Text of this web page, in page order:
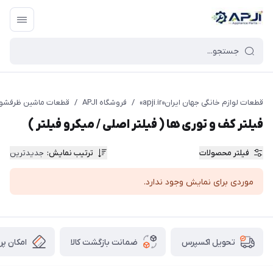
قطعات یدکی و جانبی لوازم خانگی جهان ایران
قطعات لوازم خانگی جهان ایران«apji.ir» / فروشگاه APJI / قطعات ماشین
فیلتر کف و توری ها ( فیلتر اصلی / میکرو فیلتر )
فیلتر محصولات ترتیب نمایش: جدیدترین
موردی برای نمایش وجود ندارد.
تحویل اکسپرس ضمانت بازگشت کالا امکان